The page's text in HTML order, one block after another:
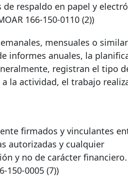
respaldo en papel y
166-150-0110 (2))
mensuales o
informes anuales, la
registran el tipo
la actividad, el trabajo
firmados y vinculantes
autorizadas y cualquier
y no de carácter financiero.
150-0005 (7))